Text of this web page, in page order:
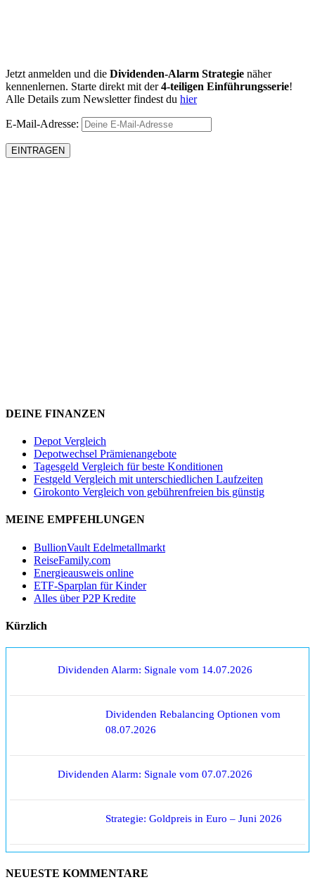
Jetzt anmelden und die Dividenden-Alarm Strategie näher
kennenlernen. Starte direkt mit der4-teiligen Einführungsserie!
Alle Details zum Newsletter findest du hier
E-Mail-Adresse:
DEINE FINANZEN
Depot Vergleich
Depotwechsel Prämienangebote
Tagesgeld Vergleich für beste Konditionen
Festgeld Vergleich mit unterschiedlichen Laufzeiten
Girokonto Vergleich von gebührenfreien bis günstig
MEINE EMPFEHLUNGEN
BullionVault Edelmetallmarkt
ReiseFamily.com
Energieausweis online
ETF-Sparplan für Kinder
Alles über P2P Kredite
Kürzlich
Dividenden Alarm: Signale vom 14.07.2026
Dividenden Rebalancing Optionen vom
08.07.2026
Dividenden Alarm: Signale vom 07.07.2026
Strategie: Goldpreis in Euro – Juni 2026
NEUESTE KOMMENTARE